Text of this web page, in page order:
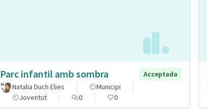
Parc infantil amb sombra
Acceptada
Natalia Duch Elies
Municipi
Joventut
0 0